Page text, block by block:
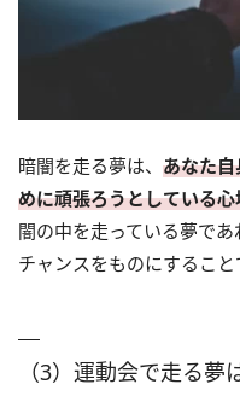
暗闇を走る夢は、 あなた
めに頑張ろうとしている心
闇の中を走っている夢で
チャンスをものにすること
（3）運動会で走る夢